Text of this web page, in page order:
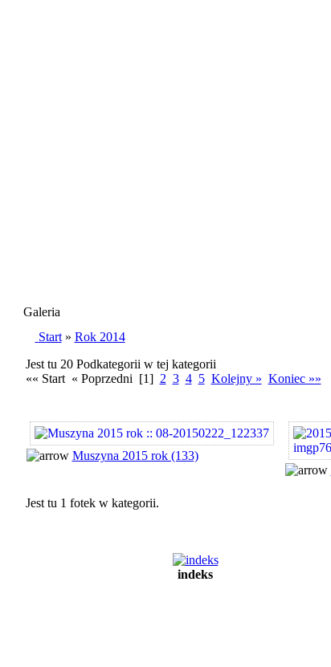
Galeria
Start» Rok 2014
Jest tu 20 Podkategorii w tej kategorii
«« Start « Poprzedni [1] 2 3 4 5 Kolejny » Koniec »»
Muszyna 2015 rok (133)
Jest tu 1 fotek w kategorii.
indeks